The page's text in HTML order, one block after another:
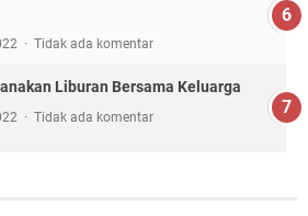
Tidak ada komentar
Liburan Bersama Keluarga
Tidak ada komentar